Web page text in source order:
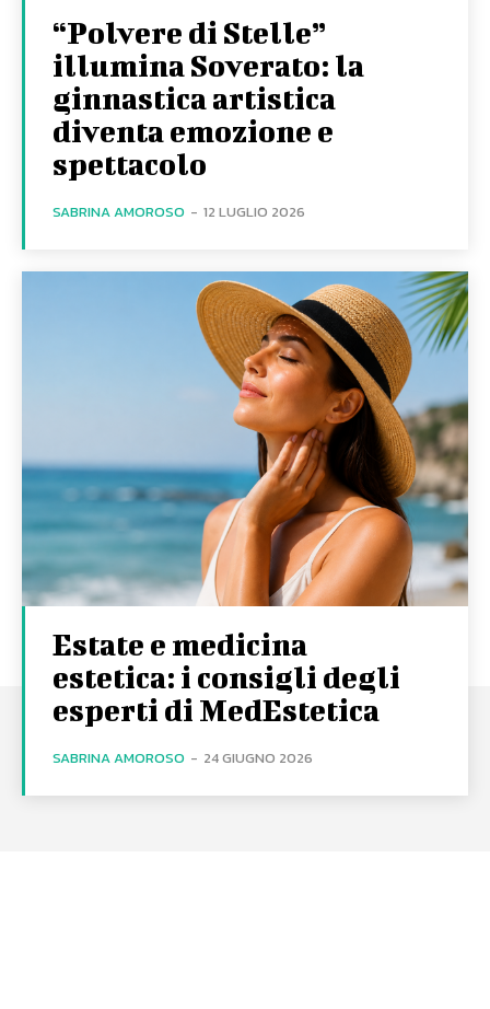
“Polvere di Stelle”
illumina Soverato: la
ginnastica artistica
diventa emozione e
spettacolo
SABRINA AMOROSO - 12 LUGLIO 2026
Estate e medicina
estetica: i consigli degli
esperti di MedEstetica
SABRINA AMOROSO - 24 GIUGNO 2026